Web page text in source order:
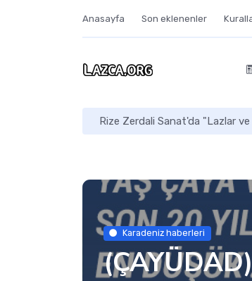
Anasayfa Son eklenenler
Karadeniz haberleri